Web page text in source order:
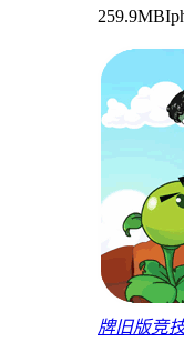
259.9MB
牌旧版竞